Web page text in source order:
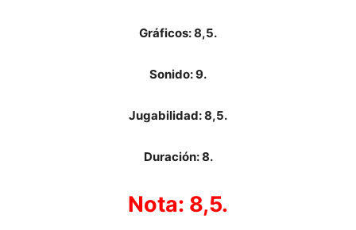
Gráficos: 8,5.
Sonido: 9.
Jugabilidad: 8,5.
Duración: 8.
Nota: 8,5.